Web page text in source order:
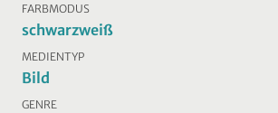
FARBMODUS
schwarzweiß
MEDIENTYP
Bild
GENRE